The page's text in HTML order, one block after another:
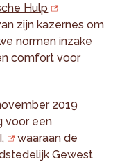
Hulp
zijn kazernes om
normen inzake
comfort voor
2019
voor een
waaraan de
Gewest